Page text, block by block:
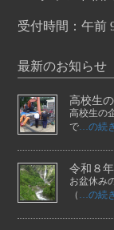
受付時間：午前
最新のお知らせ
高校生
高校生の
で…の続
令和８
お盆休み
（ …の続